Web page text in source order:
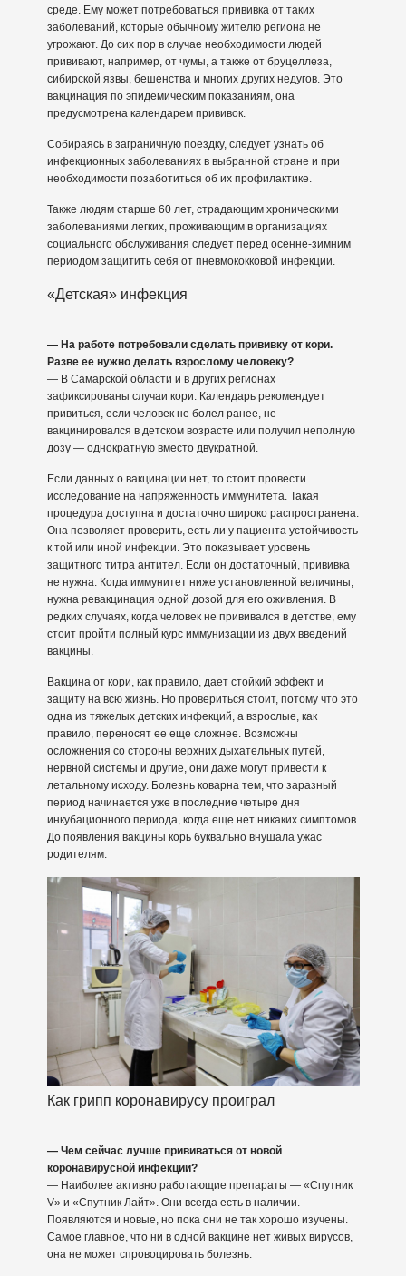
среде. Ему может потребоваться прививка от таких
заболеваний, которые обычному жителю региона не
угрожают. До сих пор в случае необходимости людей
прививают, например, от чумы, а также от бруцеллеза,
сибирской язвы, бешенства и многих других недугов. Это
вакцинация по эпидемическим показаниям, она
предусмотрена календарем прививок.
Собираясь в заграничную поездку, следует узнать об
инфекционных заболеваниях в выбранной стране и при
необходимости позаботиться об их профилактике.
Также людям старше 60 лет, страдающим хроническими
заболеваниями легких, проживающим в организациях
социального обслуживания следует перед осенне-зимним
периодом защитить себя от пневмококковой инфекции.
«Детская» инфекция
— На работе потребовали сделать прививку от кори.
Разве ее нужно делать взрослому человеку?
— В Самарской области и в других регионах
зафиксированы случаи кори. Календарь рекомендует
привиться, если человек не болел ранее, не
вакцинировался в детском возрасте или получил неполную
дозу — однократную вместо двукратной.
Если данных о вакцинации нет, то стоит провести
исследование на напряженность иммунитета. Такая
процедура доступна и достаточно широко распространена.
Она позволяет проверить, есть ли у пациента устойчивость
к той или иной инфекции. Это показывает уровень
защитного титра антител. Если он достаточный, прививка
не нужна. Когда иммунитет ниже установленной величины,
нужна ревакцинация одной дозой для его оживления. В
редких случаях, когда человек не прививался в детстве, ему
стоит пройти полный курс иммунизации из двух введений
вакцины.
Вакцина от кори, как правило, дает стойкий эффект и
защиту на всю жизнь. Но провериться стоит, потому что это
одна из тяжелых детских инфекций, а взрослые, как
правило, переносят ее еще сложнее. Возможны
осложнения со стороны верхних дыхательных путей,
нервной системы и другие, они даже могут привести к
летальному исходу. Болезнь коварна тем, что заразный
период начинается уже в последние четыре дня
инкубационного периода, когда еще нет никаких симптомов.
До появления вакцины корь буквально внушала ужас
родителям.
Как грипп коронавирусу проиграл
— Чем сейчас лучше прививаться от новой
коронавирусной инфекции?
— Наиболее активно работающие препараты — «Спутник
V» и «Спутник Лайт». Они всегда есть в наличии.
Появляются и новые, но пока они не так хорошо изучены.
Самое главное, что ни в одной вакцине нет живых вирусов,
она не может спровоцировать болезнь.